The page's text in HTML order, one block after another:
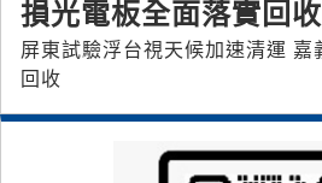
損光電板全面落實回收
屏東試驗浮台視天候加速清運 嘉義受損光電板全面落實
回收